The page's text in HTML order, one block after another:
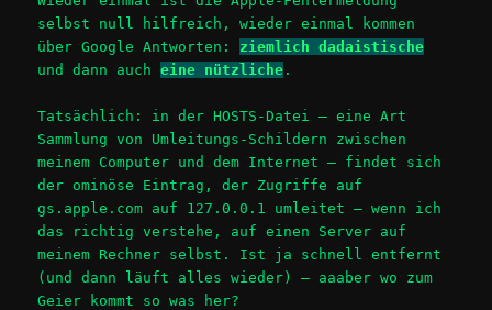
selbst null hilfreich, wieder einmal kommen
über Google Antworten: ziemlich dadaistische
und dann aucheine nützliche .
Tatsächlich: in der HOSTS-Datei – eine Art
Sammlung von Umleitungs-Schildern zwischen
meinem Computer und dem Internet – findet sich
der ominöse Eintrag, der Zugriffe auf
gs.apple.com auf 127.0.0.1 umleitet – wenn ich
das richtig verstehe, auf einen Server auf
meinem Rechner selbst. Ist ja schnell entfernt
(und dann läuft alles wieder) – aaaber wo zum
Geier kommt so was her?